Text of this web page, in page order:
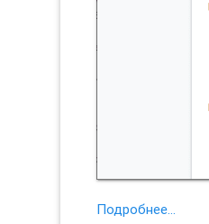
Подробнее…